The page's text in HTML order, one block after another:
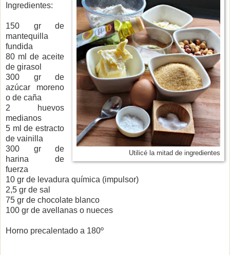
Utilicé la mitad de ingredientes
Ingredientes:
150 gr de
mantequilla
fundida
80 ml de aceite
de girasol
300 gr de
azúcar moreno
o de caña
2 huevos
medianos
5 ml de estracto
de vainilla
300 gr de
harina de
fuerza
10 gr de levadura química (impulsor)
2,5 gr de sal
75 gr de chocolate blanco
100 gr de avellanas o nueces
Horno precalentado a 180º